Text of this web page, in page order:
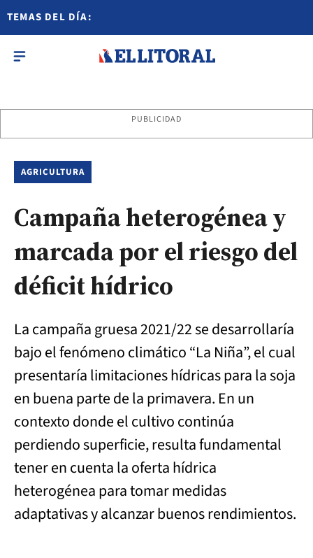
TEMAS DEL DÍA:
PUBLICIDAD
AGRICULTURA
Campaña heterogénea y
marcada por el riesgo del
déficit hídrico
La campaña gruesa 2021/22 se desarrollaría
bajo el fenómeno climático “La Niña”, el cual
presentaría limitaciones hídricas para la soja
en buena parte de la primavera. En un
contexto donde el cultivo continúa
perdiendo superficie, resulta fundamental
tener en cuenta la oferta hídrica
heterogénea para tomar medidas
adaptativas y alcanzar buenos rendimientos.